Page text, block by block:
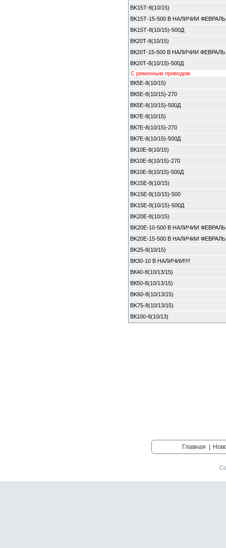
BK15Т-8(10/15)
BK15Т-15-500 В НАЛИЧИИ ФЕВРАЛЬ
BK15Т-8(10/15)-500Д
ВК20Т-8(10/15)
ВК20Т-15-500 В НАЛИЧИИ ФЕВРАЛЬ
ВК20Т-8(10/15)-500Д
С ременным приводом
ВК5E-8(10/15)
ВК5E-8(10/15)-270
ВК5E-8(10/15)-500Д
ВК7E-8(10/15)
ВК7E-8(10/15)-270
ВК7E-8(10/15)-500Д
ВК10E-8(10/15)
ВК10E-8(10/15)-270
ВК10E-8(10/15)-500Д
BK15E-8(10/15)
BK15E-8(10/15)-500
BK15E-8(10/15)-500Д
BK20E-8(10/15)
BK20E-10-500 В НАЛИЧИИ ФЕВРАЛЬ
BK20E-15-500 В НАЛИЧИИ ФЕВРАЛЬ
BK25-8(10/15)
ВК30-10 В НАЛИЧИИ!!!!
ВК40-8(10/13/15)
ВК50-8(10/13/15)
BK60-8(10/13/15)
BK75-8(10/13/15)
ВК100-8(10/13)
Главная